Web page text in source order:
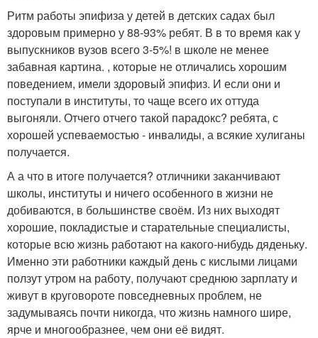
Ритм работы эпифиза у детей в детских садах был
здоровым примерно у 88-93% ребят. В в то время как у
выпускников вузов всего 3-5%! в школе не менее
забавная картина. , которые не отличались хорошим
поведением, имели здоровый эпифиз. И если они и
поступали в институты, то чаще всего их оттуда
выгоняли. Отчего отчего такой парадокс? ребята, с
хорошей успеваемостью - инвалиды, а всякие хулиганы
получается.
А а что в итоге получается? отличники заканчивают
школы, институты и ничего особенного в жизни не
добиваются, в большинстве своём. Из них выходят
хорошие, покладистые и старательные специалисты,
которые всю жизнь работают на какого-нибудь дяденьку.
Именно эти работники каждый день с кислыми лицами
ползут утром на работу, получают среднюю зарплату и
живут в круговороте повседневных проблем, не
задумываясь почти никогда, что жизнь намного шире,
ярче и многообразнее, чем они её видят.